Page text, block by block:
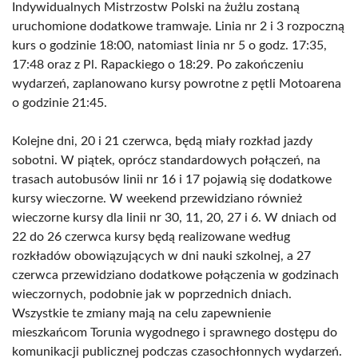
Indywidualnych Mistrzostw Polski na żużlu zostaną
uruchomione dodatkowe tramwaje. Linia nr 2 i 3 rozpoczną
kurs o godzinie 18:00, natomiast linia nr 5 o godz. 17:35,
17:48 oraz z Pl. Rapackiego o 18:29. Po zakończeniu
wydarzeń, zaplanowano kursy powrotne z pętli Motoarena
o godzinie 21:45.
Kolejne dni, 20 i 21 czerwca, będą miały rozkład jazdy
sobotni. W piątek, oprócz standardowych połączeń, na
trasach autobusów linii nr 16 i 17 pojawią się dodatkowe
kursy wieczorne. W weekend przewidziano również
wieczorne kursy dla linii nr 30, 11, 20, 27 i 6. W dniach od
22 do 26 czerwca kursy będą realizowane według
rozkładów obowiązujących w dni nauki szkolnej, a 27
czerwca przewidziano dodatkowe połączenia w godzinach
wieczornych, podobnie jak w poprzednich dniach.
Wszystkie te zmiany mają na celu zapewnienie
mieszkańcom Torunia wygodnego i sprawnego dostępu do
komunikacji publicznej podczas czasochłonnych wydarzeń.